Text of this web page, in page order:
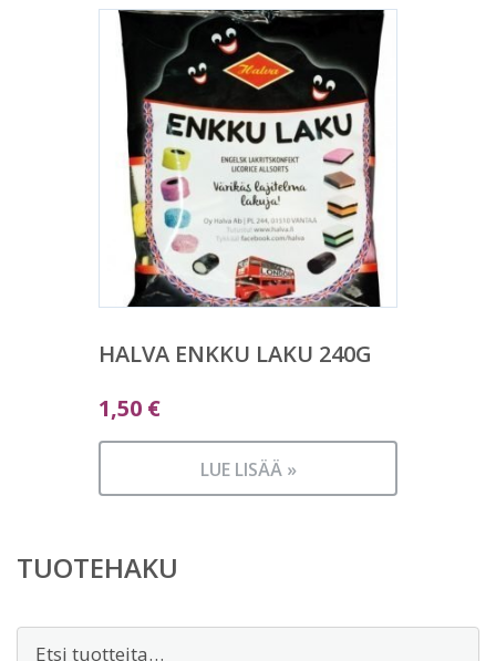
HALVA ENKKU LAKU 240G
1,50 €
LUE LISÄÄ »
TUOTEHAKU
Etsi: